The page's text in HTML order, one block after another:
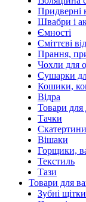
Придверні
Швабри і
Ємності
Сміттєві
Прання,
Чохли для
Сушарки
Кошики,
Відра
Товари для
Тачки
Скатертини
Вішаки
Горщики,
Текстиль
Тази
Товари для
Зубні